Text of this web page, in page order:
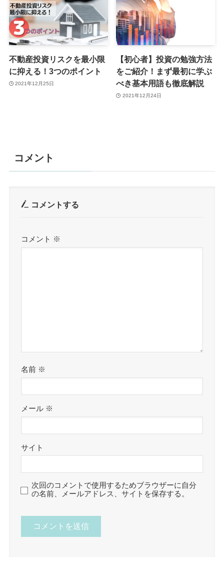
不動産投資リスクを最小限
に抑える！3つのポイント
2021年12月25日
【初心者】投資の勉強方法
をご紹介！まず最初に学ぶ
べき基本用語も徹底解説
2021年12月24日
コメント
コメントする
コメント ※
名前 ※
メール ※
サイト
次回のコメントで使用するためブラウザーに自分
の名前、メールアドレス、サイトを保存する。